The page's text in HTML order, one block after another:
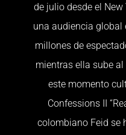
de julio desde el
una audiencia global
millones de
mientras ella sube
este momento
Confessions II
colombiano Feid se